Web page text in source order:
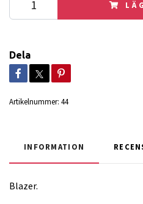
Dela
Artikelnummer: 44
INFORMATION
Blazer.